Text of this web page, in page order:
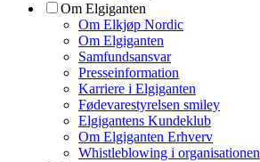
Om Elgiganten
Om Elkjøp Nordic
Om Elgiganten
Samfundsansvar
Presseinformation
Karriere i Elgiganten
Fødevarestyrelsen smiley
Elgigantens Kundeklub
Om Elgiganten Erhverv
Whistleblowing i organisationen